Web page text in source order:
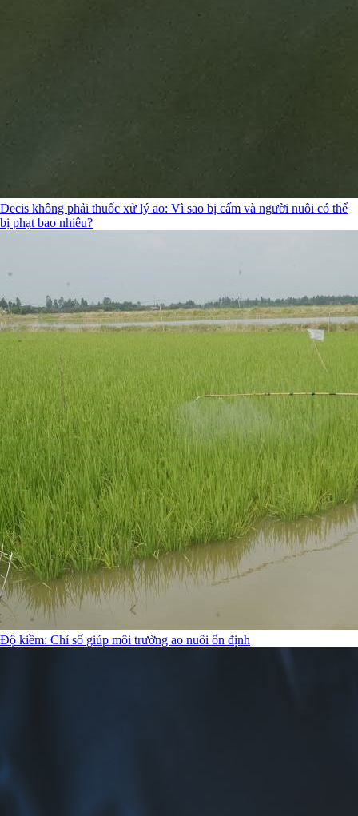
Decis không phải thuốc xử lý ao: Vì sao bị cấm và người nuôi có thể
bị phạt bao nhiêu?
Độ kiềm: Chỉ số giúp môi trường ao nuôi ổn định